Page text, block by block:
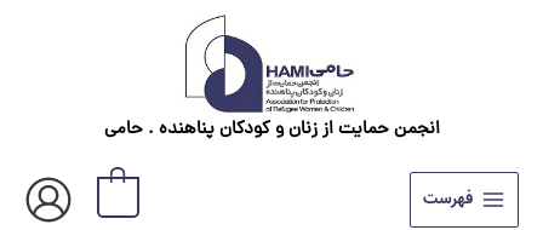
انجمن حمایت از زنان و کودکان پناهنده . حامی
فهرست